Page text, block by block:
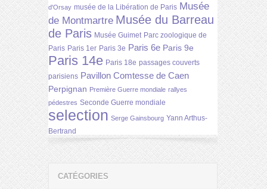
d'Orsay musée de la Libération de Paris Musée
de Montmartre Musée du Barreau
de Paris Musée Guimet Parc zoologique de
Paris Paris 1er Paris 3e Paris 6e Paris 9e
Paris 14e Paris 18e passages couverts
parisiens Pavillon Comtesse de Caen
Perpignan Première Guerre mondiale rallyes
pédestres Seconde Guerre mondiale
selection Serge Gainsbourg Yann Arthus-
Bertrand
CATÉGORIES